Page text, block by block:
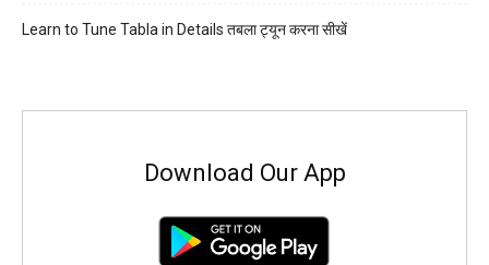
Learn to Tune Tabla in Details तबला ट्यून करना सीखें
Download Our App